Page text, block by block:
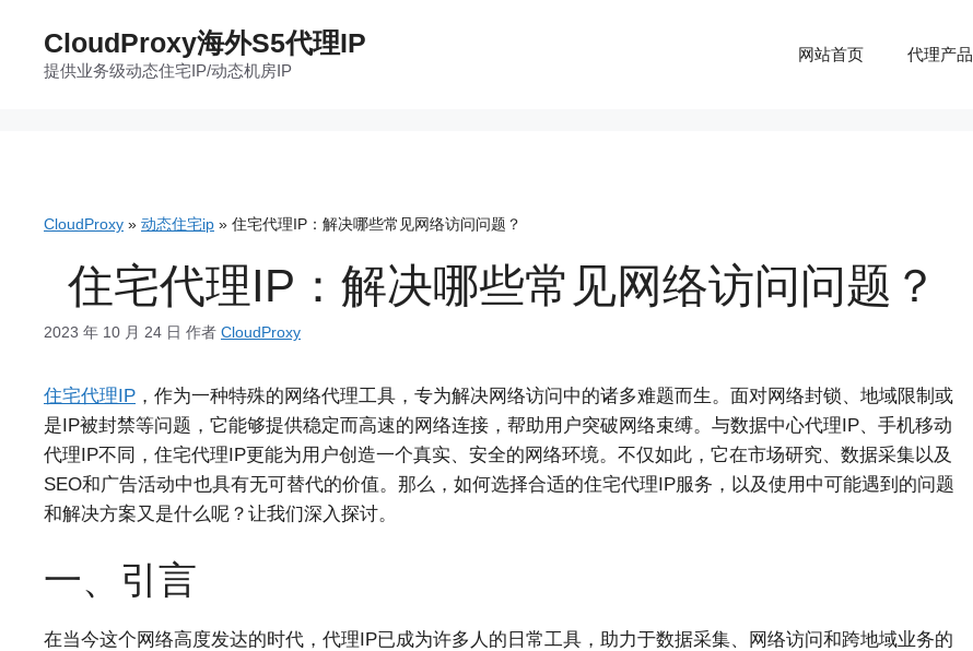
CloudProxy海外S5代理IP
提供业务级动态住宅IP/动态机房IP
网站首页 代理产品
CloudProxy » 动态住宅ip » 住宅代理IP：解决哪些常见网络访问问题？
住宅代理IP：解决哪些常见网络访问问题？
2023 年 10 月 24 日 作者 CloudProxy
住宅代理IP ，作为一种特殊的网络代理工具，专为解决网络访问中的诸多难题而生。面对网络封锁、地域限制或
是IP被封禁等问题，它能够提供稳定而高速的网络连接，帮助用户突破网络束缚。与数据中心代理IP、手机移动
代理IP不同，住宅代理IP更能为用户创造一个真实、安全的网络环境。不仅如此，它在市场研究、数据采集以及
SEO和广告活动中也具有无可替代的价值。那么，如何选择合适的住宅代理IP服务，以及使用中可能遇到的问题
和解决方案又是什么呢？让我们深入探讨。
一、引言
在当今这个网络高度发达的时代，代理IP已成为许多人的日常工具，助力于数据采集、网络访问和跨地域业务的